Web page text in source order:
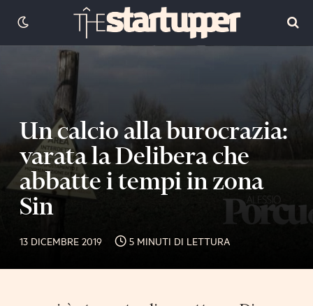
Un calcio alla burocrazia:
varata la Delibera che
abbatte i tempi in zona
Sin
13 DICEMBRE 2019 5 MINUTI DI LETTURA